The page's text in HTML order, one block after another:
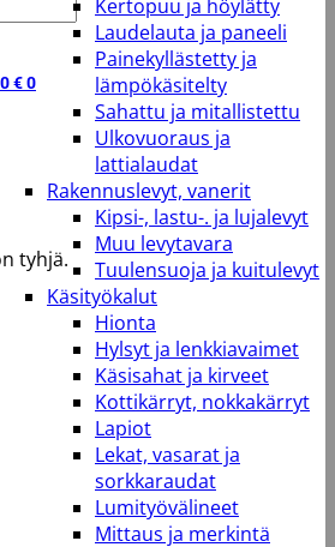
€0
tyhjä.
Kertopuu ja höylätty
Laudelauta ja paneeli
Painekyllästetty ja
lämpökäsitelty
Sahattu ja mitallistettu
Ulkovuoraus ja
lattialaudat
Rakennuslevyt, vanerit
Kipsi-, lastu-. ja lujalevyt
Muu levytavara
Tuulensuoja ja kuitulevyt
Käsityökalut
Hionta
Hylsyt ja lenkkiavaimet
Käsisahat ja kirveet
Kottikärryt, nokkakärryt
Lapiot
Lekat, vasarat ja
sorkkaraudat
Lumityövälineet
Mittaus ja merkintä